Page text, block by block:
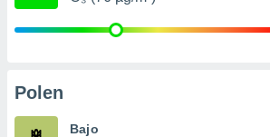
publicidad
Polen
Bajo